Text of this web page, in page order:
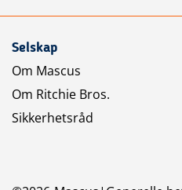
Selskap
Om Mascus
Om Ritchie Bros.
Sikkerhetsråd